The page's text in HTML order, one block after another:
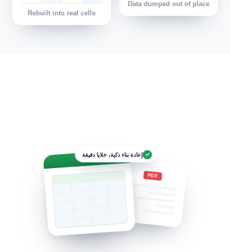
Data dumped out of place
Rebuilt into real cells
إعادة بناء ذكية، خلايا دقيقة
PDF
Data.xlsx